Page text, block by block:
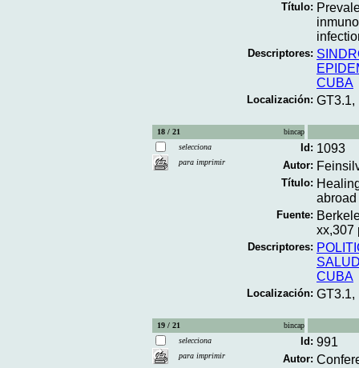
Título:
Descriptores:
CUBA
Localización: GT3.1,
18 / 21
bincap
selecciona
para imprimir
Id: 1093
Autor:
Título:
abroad
Fuente:
xx,307
Descriptores:
CUBA
Localización: GT3.1,
19 / 21
bincap
selecciona
para imprimir
Id: 991
Autor: